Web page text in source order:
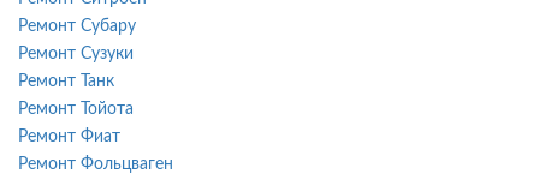
Ремонт Субару
Ремонт Сузуки
Ремонт Танк
Ремонт Тойота
Ремонт Фиат
Ремонт Фольцваген